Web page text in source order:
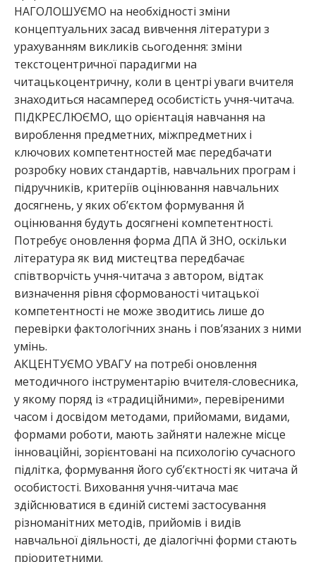
НАГОЛОШУЄМО на необхідності зміни
концептуальних засад вивчення літератури з
урахуванням викликів сьогодення: зміни
текстоцентричної парадигми на
читацькоцентричну, коли в центрі уваги вчителя
знаходиться насамперед особистість учня-читача.
ПІДКРЕСЛЮЄМО, що орієнтація навчання на
вироблення предметних, міжпредметних і
ключових компетентностей має передбачати
розробку нових стандартів, навчальних програм і
підручників, критеріїв оцінювання навчальних
досягнень, у яких об’єктом формування й
оцінювання будуть досягнені компетентності.
Потребує оновлення форма ДПА й ЗНО, оскільки
література як вид мистецтва передбачає
співтворчість учня-читача з автором, відтак
визначення рівня сформованості читацької
компетентності не може зводитись лише до
перевірки фактологічних знань і пов’язаних з ними
умінь.
АКЦЕНТУЄМО УВАГУ на потребі оновлення
методичного інструментарію вчителя-словесника,
у якому поряд із «традиційними», перевіреними
часом і досвідом методами, прийомами, видами,
формами роботи, мають зайняти належне місце
інноваційні, зорієнтовані на психологію сучасного
підлітка, формування його суб’єктності як читача й
особистості. Виховання учня-читача має
здійснюватися в єдиній системі застосування
різноманітних методів, прийомів і видів
навчальної діяльності, де діалогічні форми стають
пріоритетними.